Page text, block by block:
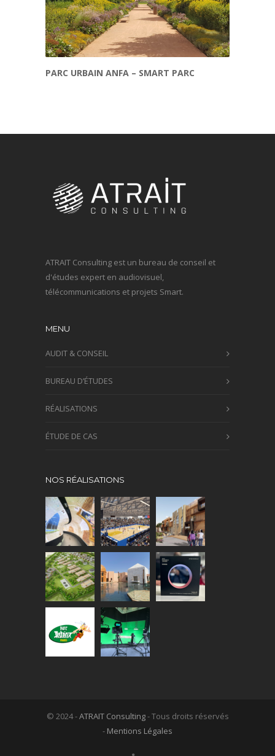
PARC URBAIN ANFA – SMART PARC
ATRAIT Consulting est un bureau de conseil et
d'études expert en audiovisuel,
télécommunications et projets Smart.
MENU
AUDIT & CONSEIL
BUREAU D’ÉTUDES
RÉALISATIONS
ÉTUDE DE CAS
NOS RÉALISATIONS
© 2024 -ATRAIT Consulting- Tous droits réservés
- Mentions Légales